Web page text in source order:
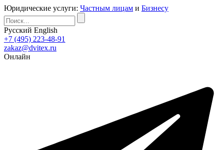
Юридические услуги: Частным лицам и Бизнесу
Русский English
+7 (495) 223-48-91
zakaz@dvitex.ru
Онлайн